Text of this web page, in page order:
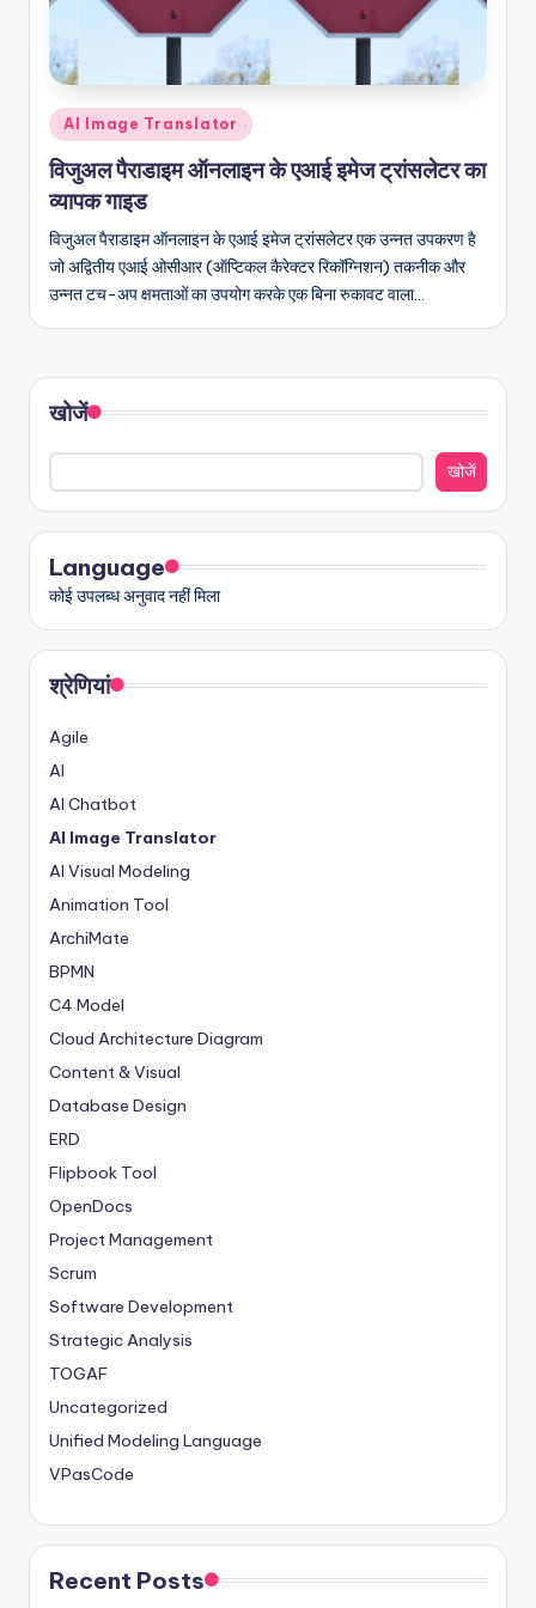
-
A
I,
S
o
f
t
a
r
e
&
g
a
n
si
g
h
t
s
Posted
in
AI Image Translator
विजुअल पैराडाइम ऑनलाइन के एआई इमेज ट्रांसलेटर का
व्यापक गाइड
विजुअल पैराडाइम ऑनलाइन के एआई इमेज ट्रांसलेटर एक उन्नत उपकरण है
जो अद्वितीय एआई ओसीआर (ऑप्टिकल कैरेक्टर रिकॉग्निशन) तकनीक और
उन्नत टच-अप क्षमताओं का उपयोग करके एक बिना रुकावट वाला…
खोजें
खोजें
Language
कोई उपलब्ध अनुवाद नहीं मिला
श्रेणियां
Agile
AI
AI Chatbot
AI Image Translator
AI Visual Modeling
Animation Tool
ArchiMate
BPMN
C4 Model
Cloud Architecture Diagram
Content & Visual
Database Design
ERD
Flipbook Tool
OpenDocs
Project Management
Scrum
Software Development
Strategic Analysis
TOGAF
Uncategorized
Unified Modeling Language
VPasCode
Recent Posts